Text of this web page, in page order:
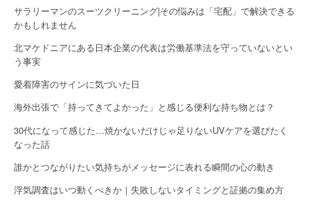
サラリーマンのスーツクリーニング|その悩みは「宅配」で解決できる
かもしれません
北マケドニアにある日本企業の代表は労働基準法を守っていないとい
う事実
愛着障害のサインに気づいた日
海外出張で「持ってきてよかった」と感じる便利な持ち物とは？
30代になって感じた…焼かないだけじゃ足りないUVケアを選びたく
なった話
誰かとつながりたい気持ちがメッセージに表れる瞬間の心の動き
浮気調査はいつ動くべきか｜失敗しないタイミングと証拠の集め方